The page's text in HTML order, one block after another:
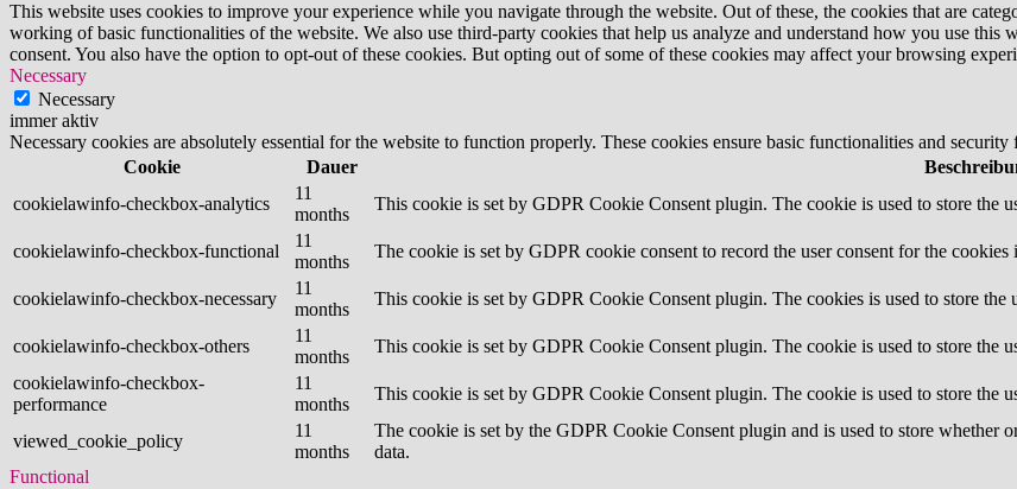
This website uses cookies to improve your experience while you navigate through the website. Out of these, the cookies that are
working of basic functionalities of the website. We also use third-party cookies that help us analyze and understand how you use
consent. You also have the option to opt-out of these cookies. But opting out of some of these cookies may affect your browsing
Necessary
Necessary
immer aktiv
Necessary cookies are absolutely essential for the website to function properly. These cookies ensure basic functionalities and
Cookie
Dauer
cookielawinfo-checkbox-analytics
11
months
This cookie is set by GDPR Cookie Consent plugin. The cookie is used to store the
cookielawinfo-checkbox-functional
11
months
The cookie is set by GDPR cookie consent to record the user consent for the
cookielawinfo-checkbox-necessary
11
months
This cookie is set by GDPR Cookie Consent plugin. The cookies is used to store the
cookielawinfo-checkbox-others
11
months
This cookie is set by GDPR Cookie Consent plugin. The cookie is used to store the
cookielawinfo-checkbox-
performance
11
months
This cookie is set by GDPR Cookie Consent plugin. The cookie is used to store the
viewed_cookie_policy
11
months
The cookie is set by the GDPR Cookie Consent plugin and is used to store whether
data.
Functional